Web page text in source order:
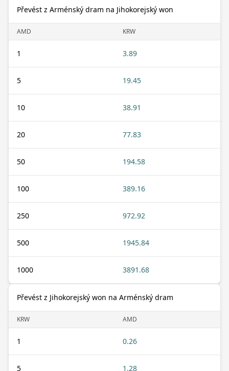
Převést z Arménský dram na Jihokorejský won
AMD KRW
1 3.89
5 19.45
10 38.91
20 77.83
50 194.58
100 389.16
250 972.92
500 1945.84
1000 3891.68
Převést z Jihokorejský won na Arménský dram
KRW AMD
1 0.26
5 1.28